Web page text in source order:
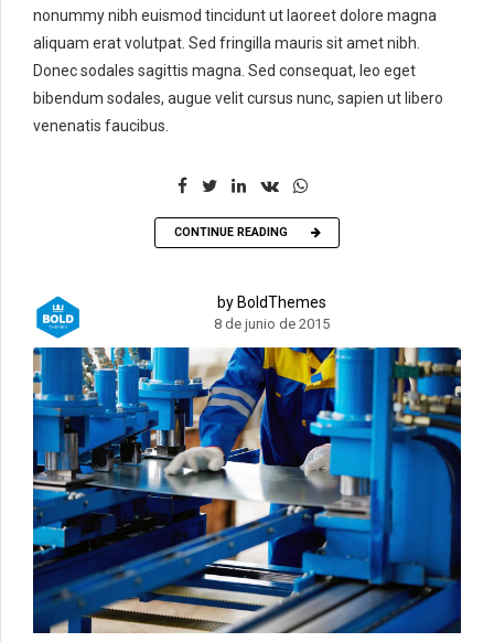
nonummy nibh euismod tincidunt ut laoreet dolore magna
aliquam erat volutpat. Sed fringilla mauris sit amet nibh.
Donec sodales sagittis magna. Sed consequat, leo eget
bibendum sodales, augue velit cursus nunc, sapien ut libero
venenatis faucibus.
CONTINUE READING
by BoldThemes
8 de junio de 2015